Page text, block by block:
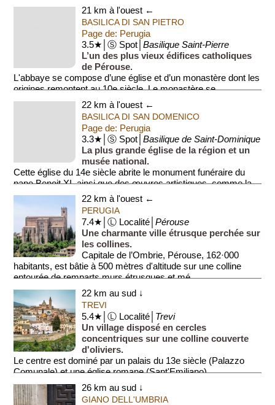
21 km à l'ouest ←
BASILICA DI SAN PIETRO
Page de: Perugia
3.5★│Ⓢ Spot│Basilique Saint-Pierre
L’un des plus vieux édifices catholiques
de Pérouse.
L'abbaye se compose d’une église et d’un monastère dont les
origines remontent au 10e siècle. Le monastère se
caractérise par sa façade monum...
22 km à l'ouest ←
BASILICA DI SAN DOMENICO
Page de: Perugia
3.3★│Ⓢ Spot│Basilique de Saint-Dominique
La plus grande église de la région et un
musée national.
Cette église du 14e siècle abrite le monument funéraire du
pape Benoit XI, ainsi que des œuvres artistiques, comme la
fresque de La Vierge...22 km à l'ouest ←
PERUGIA
7.4★│Ⓛ Localité│Pérouse
Une charmante ville étrusque perchée sur
les collines.
Capitale de l’Ombrie, Pérouse, 162·000
habitants, est bâtie à 500 mètres d'altitude sur une colline
entourée de remparts murs étrusques et mé...
22 km au sud ↓
TREVI
5.4★│Ⓛ Localité│ Trevi
Un village disposé en cercles
concentriques sur une colline couverte
d'oliviers.
Le centre est dominé par un palais du 13e siècle (Palazzo
Comunale) et une église romane (Sant'Emiliano).
L'urbanism...
26 km au sud ↓
GIANO DELL'UMBRIA